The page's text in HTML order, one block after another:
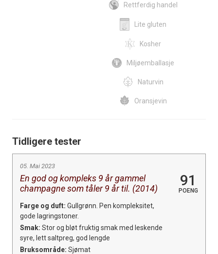
Rettferdig handel
Lite gluten
Kosher
Miljøemballasje
Naturvin
Oransjevin
Tidligere tester
05. Mai 2023
En god og kompleks 9 år gammel
champagne som tåler 9 år til. (2014)
91
POENG
Farge og duft: Gullgrønn. Pen kompleksitet,
gode lagringstoner.
Smak: Stor og bløt fruktig smak med leskende
syre, lett saltpreg, god lengde
Bruksområde: Sjømat